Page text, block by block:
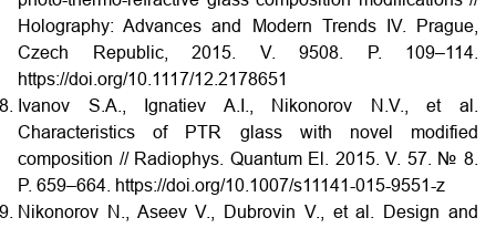
Holography: Advances and Modern Trends IV. Prague,
Czech Republic, 2015. V. 9508. P. 109–114.
https://doi.org/10.1117/12.2178651
Ivanov S.A., Ignatiev A.I., Nikonorov N.V., et al.
Characteristics of PTR glass with novel modified
composition // Radiophys. Quantum El. 2015. V. 57. № 8.
P. 659–664. https://doi.org/10.1007/s11141-015-9551-z
Nikonorov N., Aseev V., Dubrovin V., et al. Design and